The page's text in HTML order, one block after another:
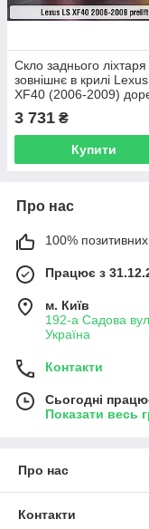
Скло заднього ліхтаря
зовнішнє в крилі
XF40 (2006-2009)
праве
3 731 ₴
Купити
Про нас
100% позитивних
Працює з
м. Київ
192-а Садова
Україна
Контакти
Сьогодні
Показати весь
Про нас
Контакти